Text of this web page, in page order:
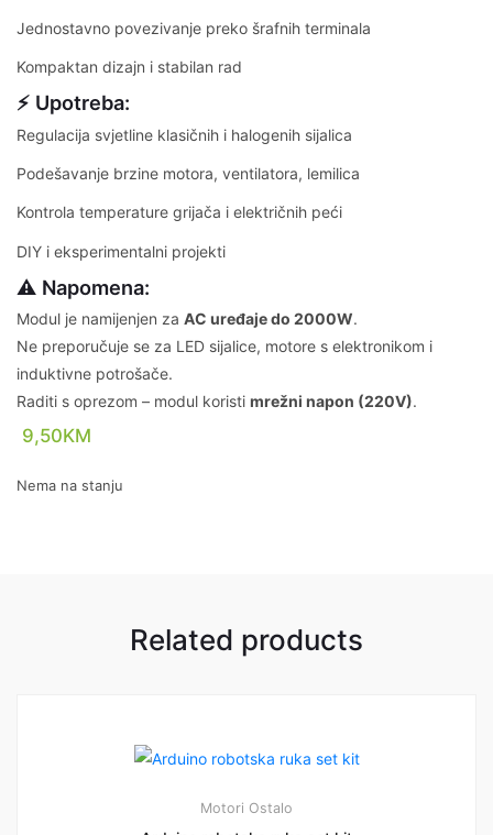
Jednostavno povezivanje preko šrafnih terminala
Kompaktan dizajn i stabilan rad
⚡ Upotreba:
Regulacija svjetline klasičnih i halogenih sijalica
Podešavanje brzine motora, ventilatora, lemilica
Kontrola temperature grijača i električnih peći
DIY i eksperimentalni projekti
⚠️ Napomena:
Modul je namijenjen za AC uređaje do 2000W.
Ne preporučuje se za LED sijalice, motore s elektronikom i
induktivne potrošače.
Raditi s oprezom – modul koristi mrežni napon (220V).
9,50KM
Nema na stanju
Related products
Motori Ostalo